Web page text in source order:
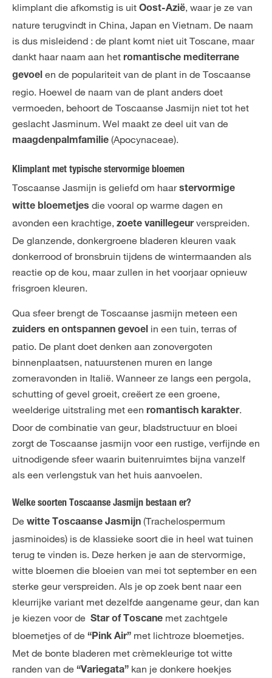
klimplant die afkomstig is uit Oost-Azië, waar je ze van
nature terugvindt in China, Japan en Vietnam. De naam
is dus misleidend : de plant komt niet uit Toscane, maar
dankt haar naam aan het romantische mediterrane
gevoel en de populariteit van de plant in de Toscaanse
regio. Hoewel de naam van de plant anders doet
vermoeden, behoort de Toscaanse Jasmijn niet tot het
geslacht Jasminum. Wel maakt ze deel uit van de
maagdenpalmfamilie (Apocynaceae).
Klimplant met typische stervormige bloemen
Toscaanse Jasmijn is geliefd om haarstervormige
witte bloemetjes die vooral op warme dagen en
avonden een krachtige, zoete vanillegeurverspreiden.
De glanzende, donkergroene bladeren kleuren vaak
donkerrood of bronsbruin tijdens de wintermaanden als
reactie op de kou, maar zullen in het voorjaar opnieuw
frisgroen kleuren.
Qua sfeer brengt de Toscaanse jasmijn meteen een
zuiders en ontspannen gevoel in een tuin, terras of
patio. De plant doet denken aan zonovergoten
binnenplaatsen, natuurstenen muren en lange
zomeravonden in Italië. Wanneer ze langs een pergola,
schutting of gevel groeit, creëert ze een groene,
weelderige uitstraling met een romantisch karakter.
Door de combinatie van geur, bladstructuur en bloei
zorgt de Toscaanse jasmijn voor een rustige, verfijnde en
uitnodigende sfeer waarin buitenruimtes bijna vanzelf
als een verlengstuk van het huis aanvoelen.
Welke soorten Toscaanse Jasmijn bestaan er?
De witte Toscaanse Jasmijn (Trachelospermum
jasminoides) is de klassieke soort die in heel wat tuinen
terug te vinden is. Deze herken je aan de stervormige,
witte bloemen die bloeien van mei tot september en een
sterke geur verspreiden. Als je op zoek bent naar een
kleurrijke variant met dezelfde aangename geur, dan kan
je kiezen voor de Star of Toscane met zachtgele
bloemetjes of de “Pink Air” met lichtroze bloemetjes.
Met de bonte bladeren met crèmekleurige tot witte
randen van de “Variegata” kan je donkere hoekjes